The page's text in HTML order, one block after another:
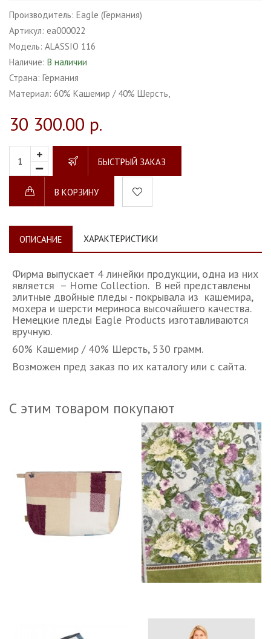
Производитель: Eagle (Германия)
Артикул: ea000022
Модель: ALASSIO 116
Наличие: В наличии
Страна: Германия
Материал: 60% Кашемир / 40% Шерсть,
30 300.00 р.
БЫСТРЫЙ ЗАКАЗ
В КОРЗИНУ
ОПИСАНИЕ ХАРАКТЕРИСТИКИ
Фирма выпускает 4 линейки продукции, одна из них
является – Home Collection. В ней представлены
элитные двойные пледы - покрывала из кашемира,
мохера и шерсти мериноса высочайшего качества.
Немецкие пледы Eagle Products изготавливаются
вручную.
60% Кашемир / 40% Шерсть, 530 грамм.
Возможен пред заказ по их каталогу или с сайта.
С этим товаром покупают